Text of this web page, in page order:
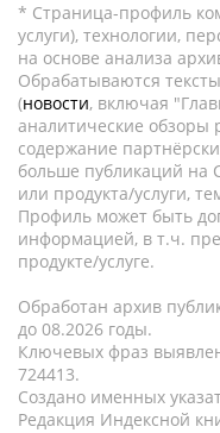
* Страница-профиль
услуги), технологии,
на основе анализа
Обрабатываются
(новости, включая
аналитические обзоры
содержание
больше публикаций на
или продукта/услуги,
Профиль может быть
информацией, в т.ч.
продукте/услуге.
Обработан архив
до 08.2026 годы.
Ключевых фраз
724413.
Создано именных
Редакция Индексной